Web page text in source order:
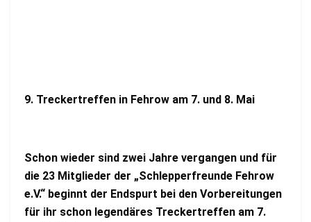
9. Treckertreffen in Fehrow am 7. und 8. Mai
Schon wieder sind zwei Jahre vergangen und für
die 23 Mitglieder der „Schlepperfreunde Fehrow
e.V.“ beginnt der Endspurt bei den Vorbereitungen
für ihr schon legendäres Treckertreffen am 7.